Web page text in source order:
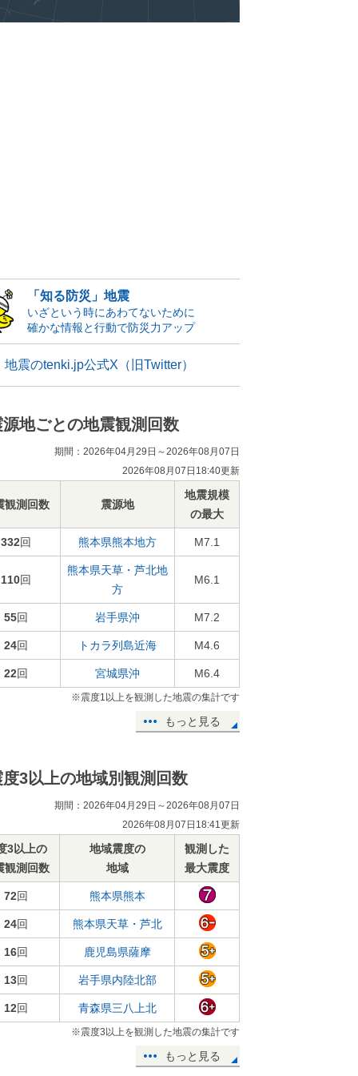
「知る防災」地震
いざという時にあわてないために
確かな情報と行動で防災力アップ
地震のtenki.jp公式X（旧Twitter）
源地ごとの地震観測回数
期間：2026年04月29日～2026年08月07日
2026年08月07日18:40更新
観測回数 震源地
地震規模
の最大
332回 熊本県熊本地方 M7.1
110回
熊本県天草・芦北地
方
M6.1
55回 岩手県沖 M7.2
24回 トカラ列島近海 M4.6
22回 宮城県沖 M6.4
※震度1以上を観測した地震の集計です
もっと見る
度3以上の地域別観測回数
期間：2026年04月29日～2026年08月07日
2026年08月07日18:41更新
3以上の
観測回数
地域震度の
地域
観測した
最大震度
72回 熊本県熊本
24回 熊本県天草・芦北
16回 鹿児島県薩摩
13回 岩手県内陸北部
12回 青森県三八上北
※震度3以上を観測した地震の集計です
もっと見る